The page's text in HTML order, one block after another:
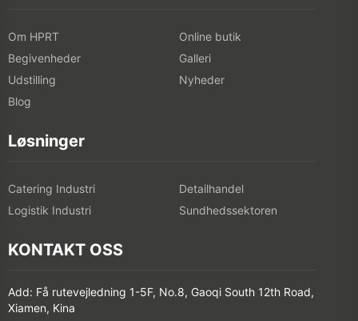
Om HPRT
Online butik
Begivenheder
Galleri
Udstilling
Nyheder
Blog
Løsninger
Catering Industri
Detailhandel
Logistik Industri
Sundhedssektoren
KONTAKT OSS
Add: Få rutevejledning 1-5F, No.8, Gaoqi South 12th Road,
Xiamen, Kina